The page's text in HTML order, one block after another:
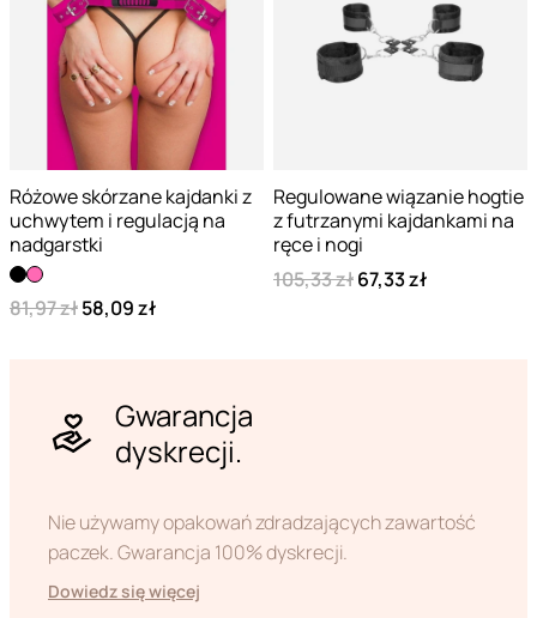
Różowe skórzane kajdanki z
uchwytem i regulacją na
nadgarstki
81,97 zł58,09 zł
Regulowane wiązanie hogtie
z futrzanymi kajdankami na
ręce i nogi
105,33 zł67,33 zł
Gwarancja
dyskrecji.
Nie używamy opakowań zdradzających zawartość
paczek. Gwarancja 100% dyskrecji.
Dowiedz się więcej